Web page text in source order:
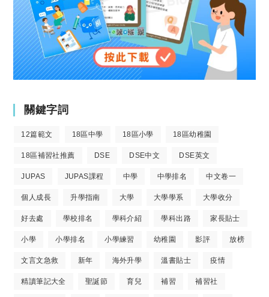
關鍵字詞
12篇範文 18區中學 18區小學 18區幼稚園
18區補習社推薦 DSE DSE中文 DSE英文
JUPAS JUPAS課程 中學 中學排名 中文卷一
個人成長 升學指南 大學 大學學系 大學收分
好去處 學校排名 學科介紹 學科出路 家長貼士
小學 小學排名 小學練習 幼稚園 影評 放榜
文言文急救 新年 海外升學 溫書貼士 疫情
精讀筆記大全 聖誕節 育兒 補習 補習社